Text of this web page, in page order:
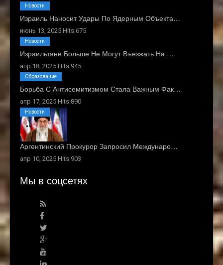
Израиль Наносит Удары По Ядерным Объекта…
июнь 13, 2025 Hits:675
Новости
Израильтяне Больше Не Могут Въезжать На …
апр 18, 2025 Hits:945
Новости
Борьба С Антисемитизмом Стала Важным Фак…
апр 17, 2025 Hits:890
Образование
Аргентинский Прокурор Запросил Междунаро…
апр 10, 2025 Hits:903
Новости
Мы в соцсетях